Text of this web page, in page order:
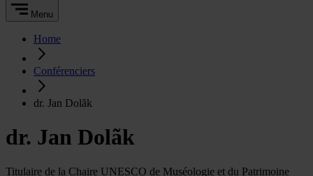
Menu
Home
Conférenciers
dr. Jan Dolãk
dr. Jan Dolãk
Titulaire de la Chaire UNESCO de Muséologie et du Patrimoine